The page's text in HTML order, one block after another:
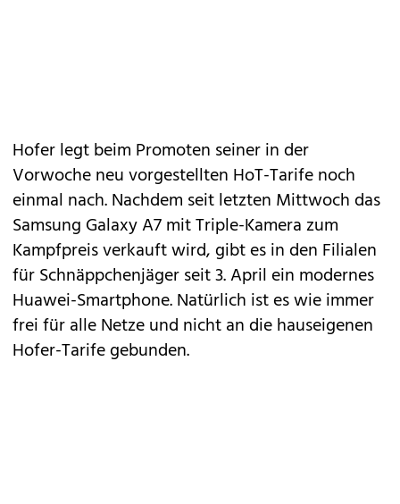
Hofer legt beim Promoten seiner in der
Vorwoche neu vorgestellten HoT-Tarifenoch
einmal nach. Nachdem seit letzten Mittwoch das
Samsung Galaxy A7 mit Triple-Kamera zum
Kampfpreisverkauft wird, gibt es in den Filialen
für Schnäppchenjäger seit 3. April ein modernes
Huawei-Smartphone. Natürlich ist es wie immer
frei für alle Netze und nicht an die hauseigenen
Hofer-Tarife gebunden.